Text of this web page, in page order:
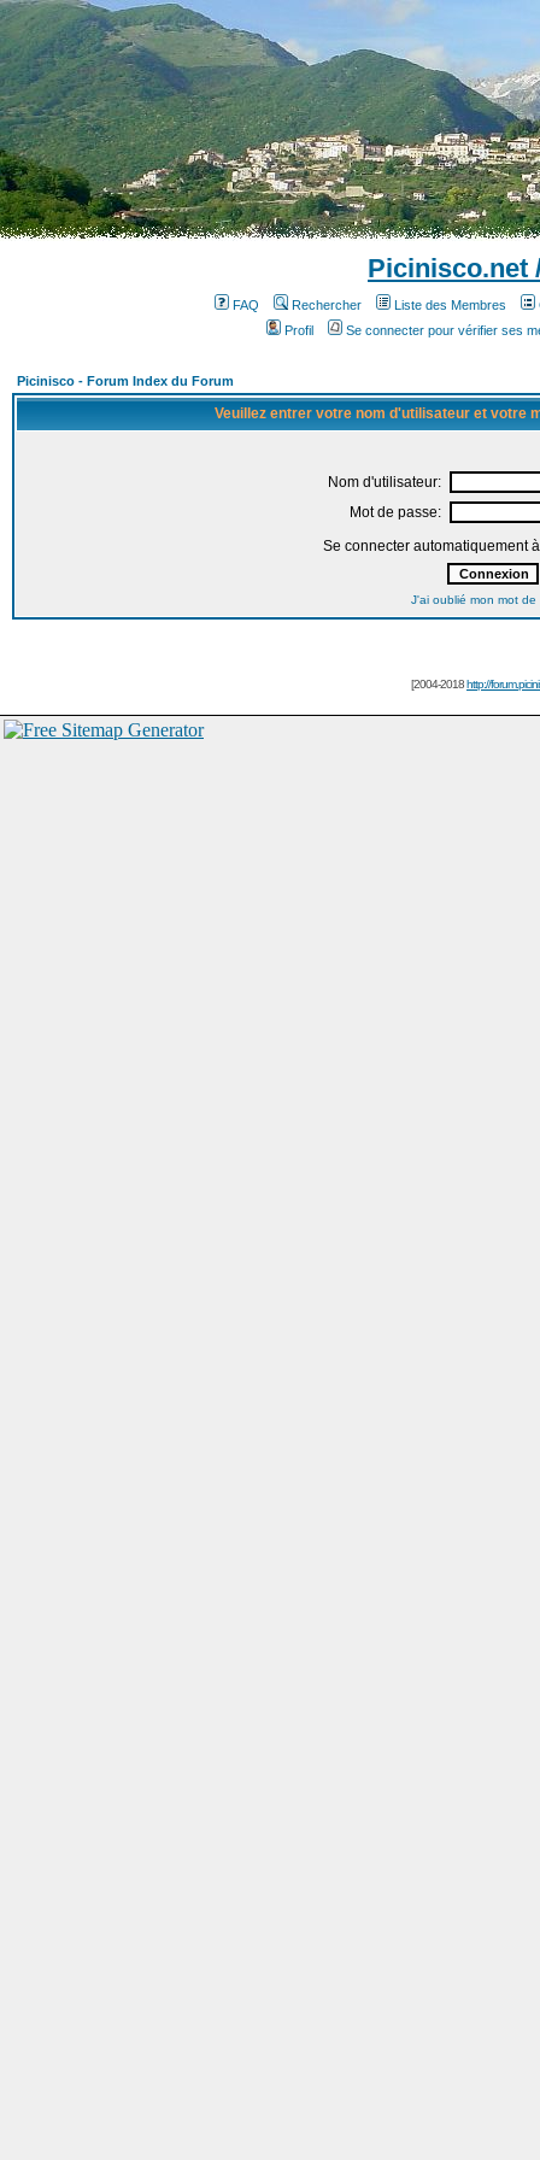
Picinisco.net
FAQ Rechercher Liste des Membres
Profil
Se connecter pour vérifier ses
Picinisco - Forum Index du Forum
Veuillez entrer votre nom d'utilisateur et votre
Nom d'utilisateur:
Mot de passe:
Se connecter automatiquement
J'ai oublié mon mot de
[2004-2018http://